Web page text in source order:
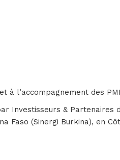
à l’accompagnement des
Investisseurs & Partenaires
Faso (Sinergi Burkina), en